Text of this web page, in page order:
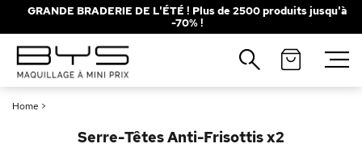
GRANDE BRADERIE DE L'ÉTÉ ! Plus de 2500 produits jusqu'à
-70% !
Home >
Serre-Têtes Anti-Frisottis x2
Fermer
Recherches populaires